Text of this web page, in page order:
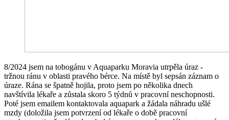
8/2024 jsem na tobogánu v Aquaparku Moravia utrpěla úraz -
tržnou ránu v oblasti pravého bérce. Na místě byl sepsán záznam o
úraze. Rána se špatně hojila, proto jsem po několika dnech
navštívila lékaře a zůstala skoro 5 týdnů v pracovní neschopnosti.
Poté jsem emailem kontaktovala aquapark a žádala náhradu ušlé
mzdy (doložila jsem potvrzení od lékaře o době pracovní